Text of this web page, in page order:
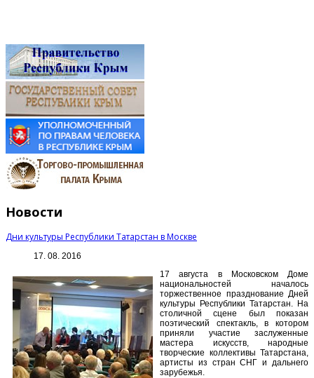
Новости
Дни культуры Республики Татарстан в Москве
17. 08. 2016
17 августа в Московском Доме
национальностей началось
торжественное празднование Дней
культуры Республики Татарстан. На
столичной сцене был показан
поэтический спектакль, в котором
приняли участие заслуженные
мастера искусств, народные
творческие коллективы Татарстана,
артисты из стран СНГ и дальнего
зарубежья.